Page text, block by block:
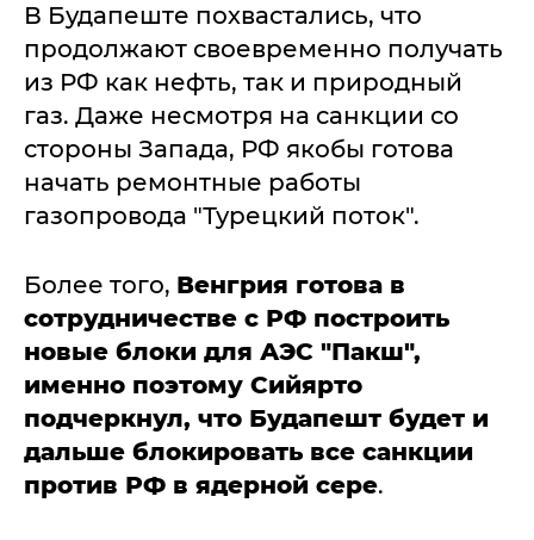
В Будапеште похвастались, что
продолжают своевременно получать
из РФ как нефть, так и природный
газ. Даже несмотря на санкции со
стороны Запада, РФ якобы готова
начать ремонтные работы
газопровода "Турецкий поток".
Более того, Венгрия готова в
сотрудничестве с РФ построить
новые блоки для АЭС "Пакш",
именно поэтому Сийярто
подчеркнул, что Будапешт будет и
дальше блокировать все санкции
против РФ в ядерной сере.